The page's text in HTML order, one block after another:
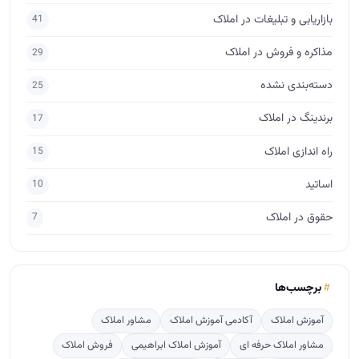
بازاریابی و تبلیغات در املاک 41
مذاکره و فروش در املاک 29
دسته‌بندی نشده 25
برندینگ در املاک 17
راه اندازی املاک 15
اساتید 10
حقوق در املاک 7
برچسب‌ها
آموزش املاک آکادمی آموزش املاک
مشاور املاک
مشاور املاک حرفه ای
آموزش املاک ابراهیمی فروش املاک